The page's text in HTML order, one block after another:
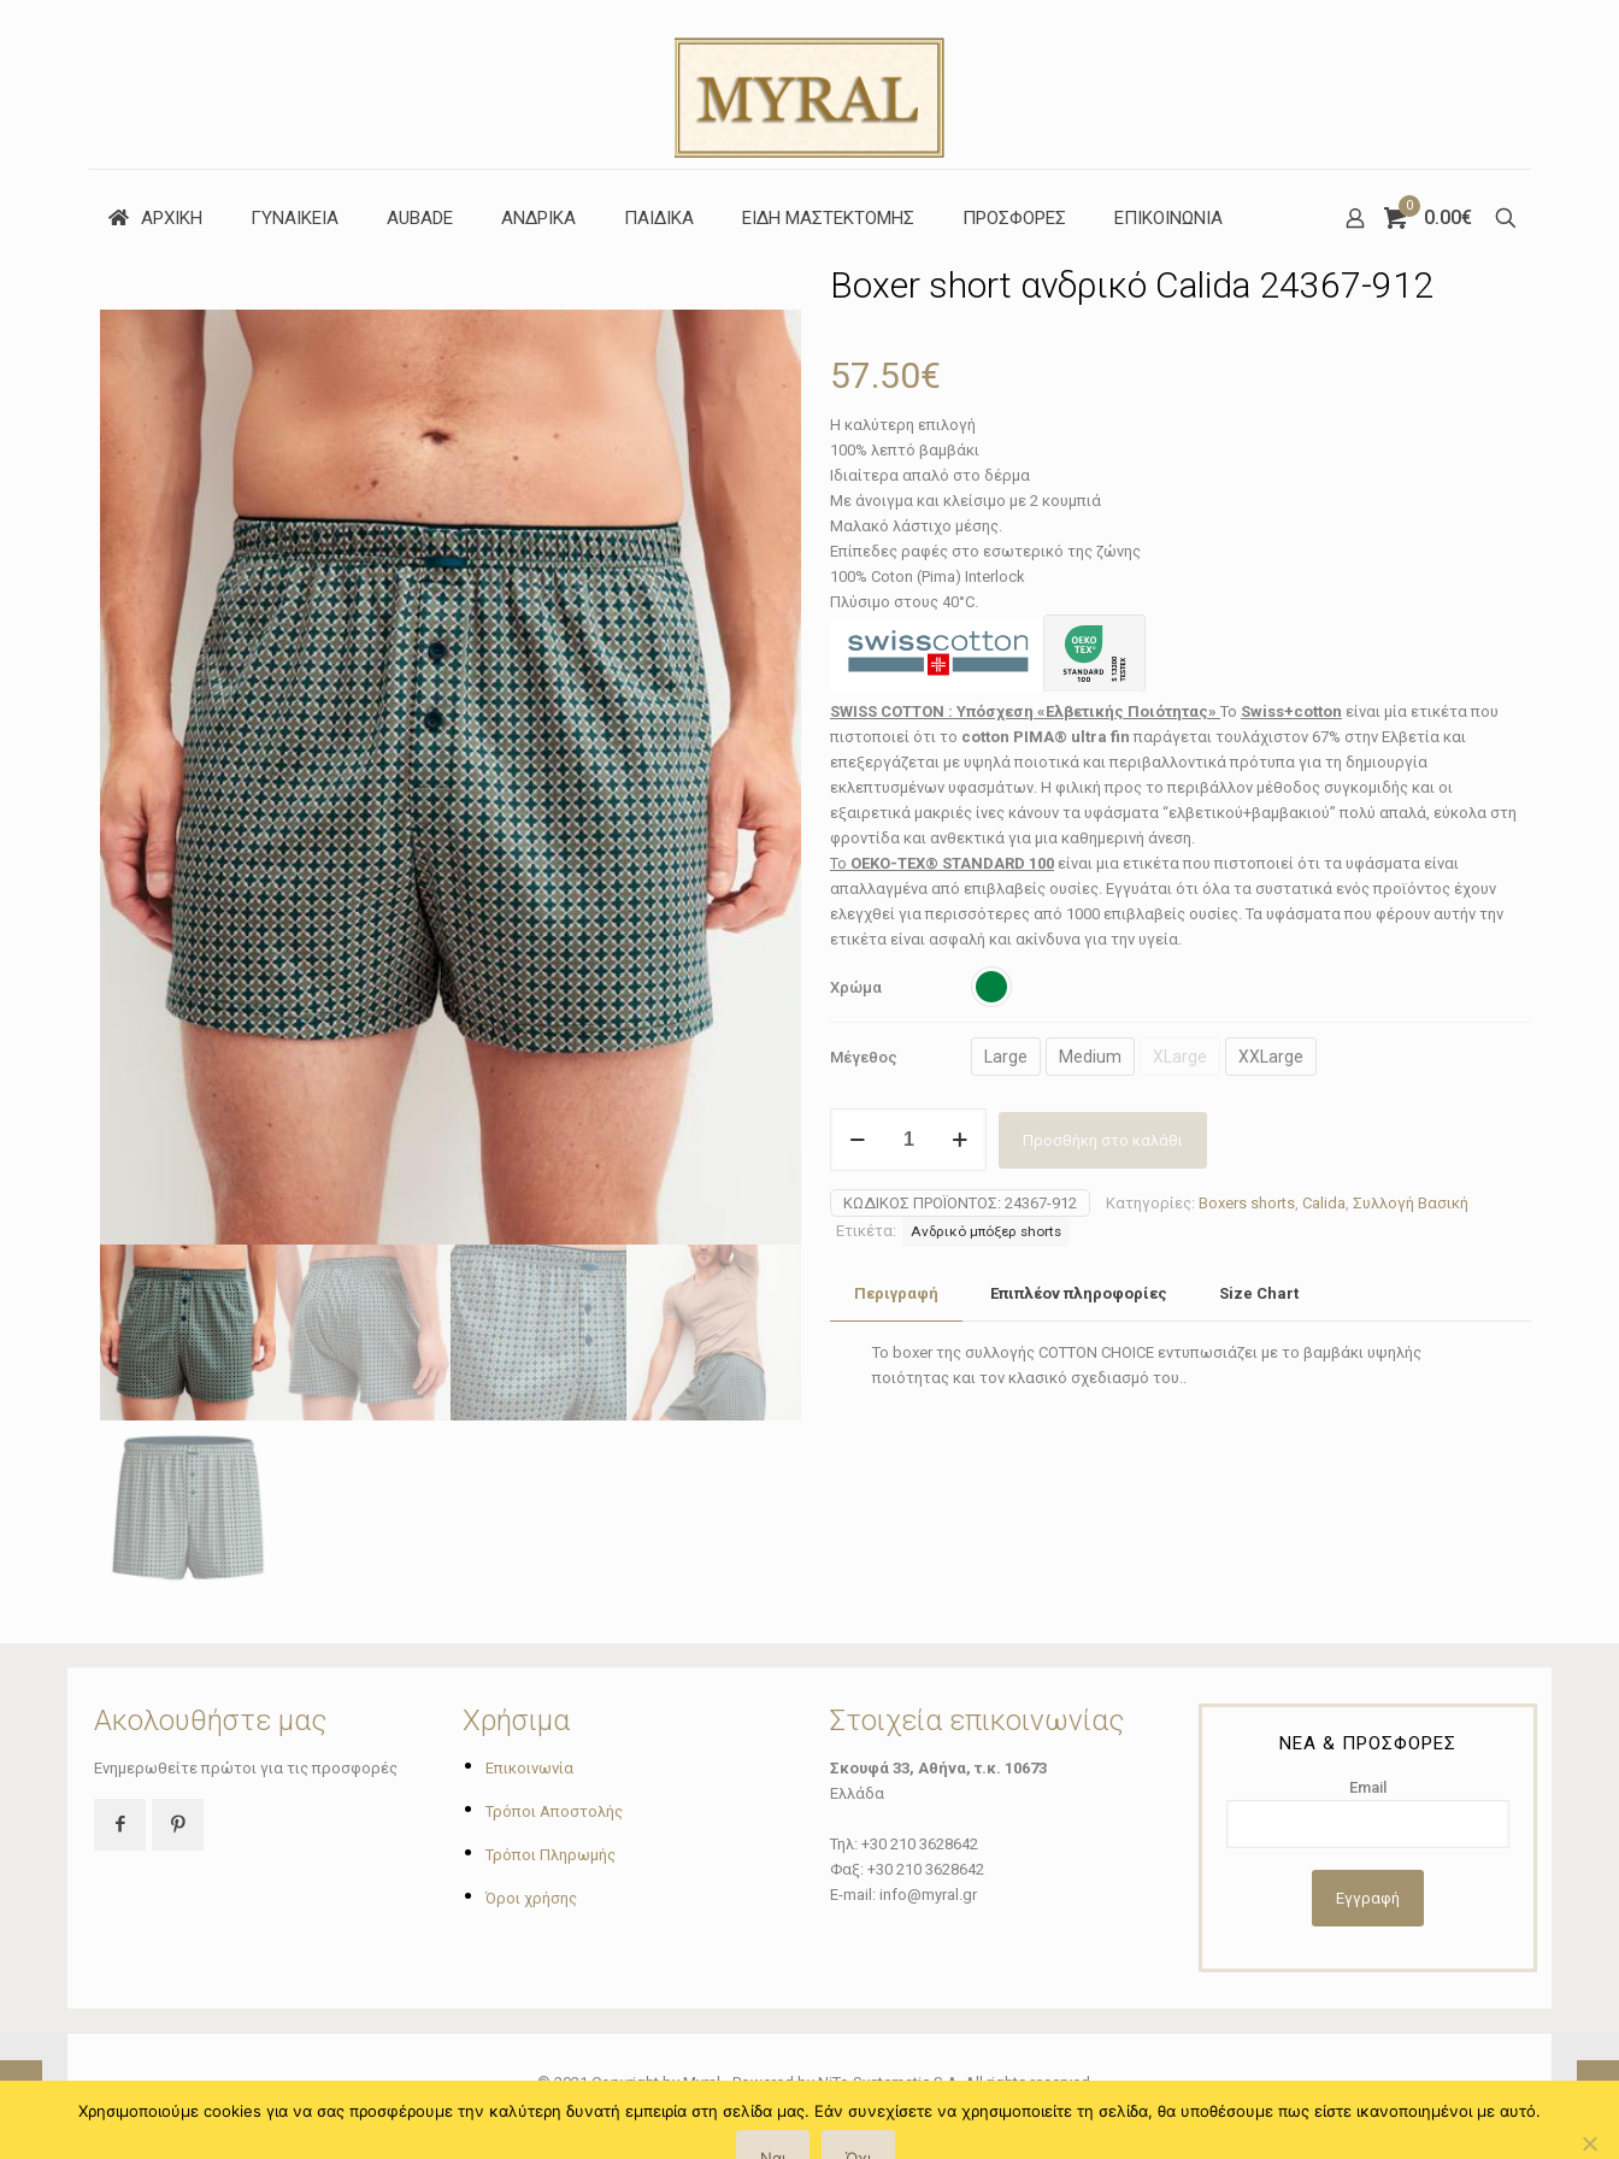
ΑΡΧΙΚΗ ΓΥΝΑΙΚΕΙΑ AUBADE ΑΝΔΡΙΚΑ ΠΑΙΔΙΚΑ ΕΙΔΗ ΜΑΣΤΕΚΤΟΜΗΣ ΠΡΟΣΦΟΡΕΣ ΕΠΙΚΟΙΝΩΝΙΑ
0
0.00€
Boxer short ανδρικό Calida 24367-912
57.50€
Η καλύτερη επιλογή
100% λεπτό βαμβάκι
Iδιαίτερα απαλό στο δέρμα
Με άνοιγμα και κλείσιμο με 2 κουμπιά
Μαλακό λάστιχο μέσης.
Επίπεδες ραφές στο εσωτερικό της ζώνης
100% Coton (Pima) Interlock
Πλύσιμο στους 40°C.
SWISS COTTON : Υπόσχεση «Ελβετικής Ποιότητας» Το Swiss+cotton είναι μία ετικέτα που
πιστοποιεί ότι το cotton PIMA® ultra fin παράγεται τουλάχιστον 67% στην Ελβετία και
επεξεργάζεται με υψηλά ποιοτικά και περιβαλλοντικά πρότυπα για τη δημιουργία
εκλεπτυσμένων υφασμάτων. Η φιλική προς το περιβάλλον μέθοδος συγκομιδής και οι
εξαιρετικά μακριές ίνες κάνουν τα υφάσματα “ελβετικού+βαμβακιού” πολύ απαλά, εύκολα στη
φροντίδα και ανθεκτικά για μια καθημερινή άνεση.
Το OEKO-TEX® STANDARD 100 είναι μια ετικέτα που πιστοποιεί ότι τα υφάσματα είναι
απαλλαγμένα από επιβλαβείς ουσίες. Εγγυάται ότι όλα τα συστατικά ενός προϊόντος έχουν
ελεγχθεί για περισσότερες από 1000 επιβλαβείς ουσίες. Τα υφάσματα που φέρουν αυτήν την
ετικέτα είναι ασφαλή και ακίνδυνα για την υγεία.
Χρώμα
Μέγεθος Large Medium XLarge XXLarge
short
Calida
24367-
Προσθήκη στο καλάθι
ΚΩΔΙΚΌΣ ΠΡΟΪΌΝΤΟΣ: 24367-912 Κατηγορίες: Boxers shorts, Calida, Συλλογή Βασική
Ετικέτα:
Ανδρικό μπόξερ shorts
Περιγραφή Επιπλέον πληροφορίες Size Chart
Το boxer της συλλογής COTTON CHOICE εντυπωσιάζει με το βαμβάκι υψηλής
ποιότητας και τον κλασικό σχεδιασμό του..
Ακολουθήστε μας
Ενημερωθείτε πρώτοι για τις προσφορές
Χρήσιμα
• Επικοινωνία
• Τρόποι Αποστολής
• Τρόποι Πληρωμής
• Όροι χρήσης
Στοιχεία επικοινωνίας
Σκουφά 33, Αθήνα, τ.κ. 10673
Ελλάδα
Τηλ: +30 210 3628642
Φαξ: +30 210 3628642
E-mail: info@myral.gr
ΝΕΑ & ΠΡΟΣΦΟΡΕΣ
Email
© 2021 Copyright by Myral - Powered by NiTo Systematic S.A. All rights reserved.
Χρησιμοποιούμε cookies για να σας προσφέρουμε την καλύτερη δυνατή εμπειρία στη σελίδα μας. Εάν συνεχίσετε να χρησιμοποιείτε τη σελίδα, θα υποθέσουμε πως είστε ικανοποιημένοι με αυτό.